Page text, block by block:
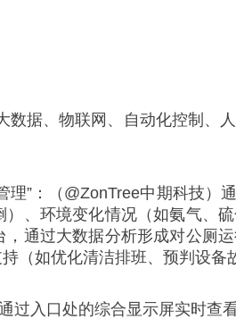
数据、物联网、自动化控制
”：（@ZonTree中期科技
、环境变化情况（如氨气、
通过大数据分析形成对公厕
（如优化清洁排班、预判设备
过入口处的综合显示屏实时